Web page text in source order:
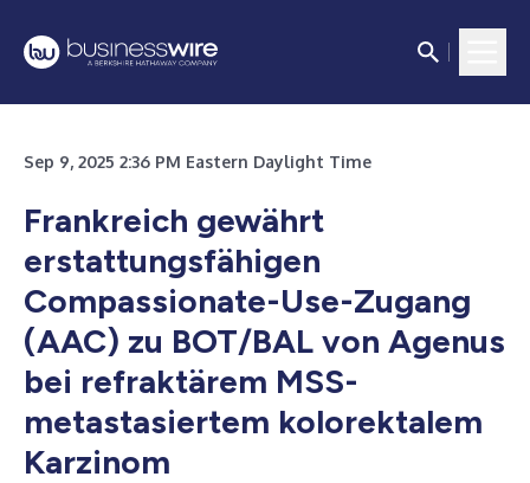
Sep 9, 2025 2:36 PM Eastern Daylight Time
Frankreich gewährt
erstattungsfähigen
Compassionate-Use-Zugang
(AAC) zu BOT/BAL von Agenus
bei refraktärem MSS-
metastasiertem kolorektalem
Karzinom